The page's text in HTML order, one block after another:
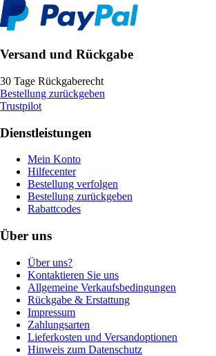
Versand und Rückgabe
30 Tage Rückgaberecht
Bestellung zurückgeben
Trustpilot
Dienstleistungen
Mein Konto
Hilfecenter
Bestellung verfolgen
Bestellung zurückgeben
Rabattcodes
Über uns
Über uns?
Kontaktieren Sie uns
Allgemeine Verkaufsbedingungen
Rückgabe & Erstattung
Impressum
Zahlungsarten
Lieferkosten und Versandoptionen
Hinweis zum Datenschutz